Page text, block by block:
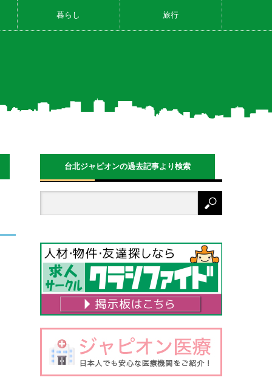
暮らし 旅行
台北ジャピオンの過去記事より検索